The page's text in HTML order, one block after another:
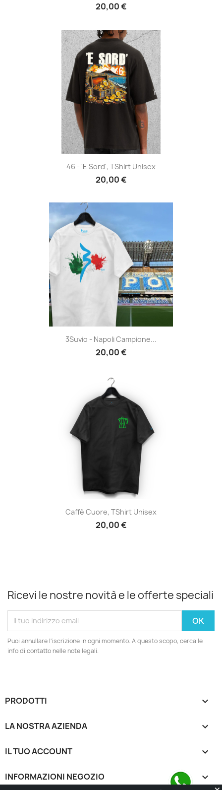
20,00 €
46 - 'E Sord', TShirt Unisex
20,00 €
3Suvio - Napoli Campione...
20,00 €
Caffè Cuore, TShirt Unisex
20,00 €
Ricevi le nostre novità e le offerte speciali
Puoi annullare l'iscrizione in ogni momento. A questo scopo, cerca le
info di contatto nelle note legali.
PRODOTTI 
LA NOSTRA AZIENDA 
IL TUO ACCOUNT 
INFORMAZIONI NEGOZIO keyboard_arrow_down